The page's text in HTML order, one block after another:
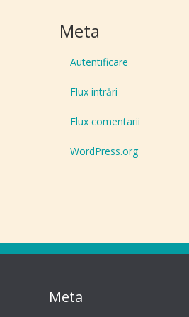
Meta
Autentificare
Flux intrări
Flux comentarii
WordPress.org
Meta